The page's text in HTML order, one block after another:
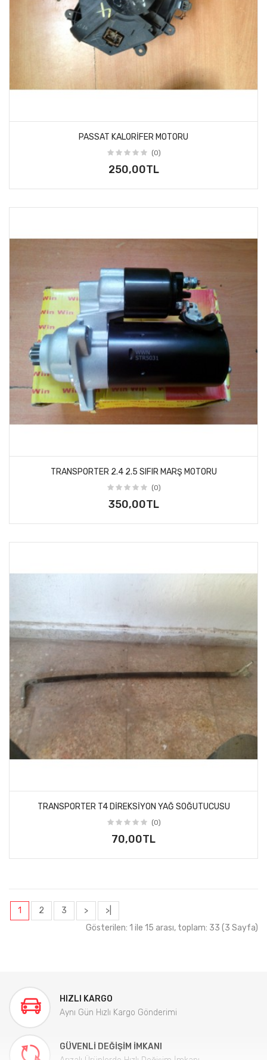
PASSAT KALORIFER MOTORU
(0)
250,00TL
TRANSPORTER 2.4 2.5 SIFIR MARŞ MOTORU
(0)
350,00TL
TRANSPORTER T4 DIREKSIYON YAĞ SOĞUTUCUSU
(0)
70,00TL
1 2 3 >
>|
Gösterilen: 1 ile 15 arası, toplam: 33 (3 Sayfa)
HIZLI KARGO
Aynı Gün Hızlı Kargo Gönderimi
GÜVENLI DEĞIŞIM İMKANI